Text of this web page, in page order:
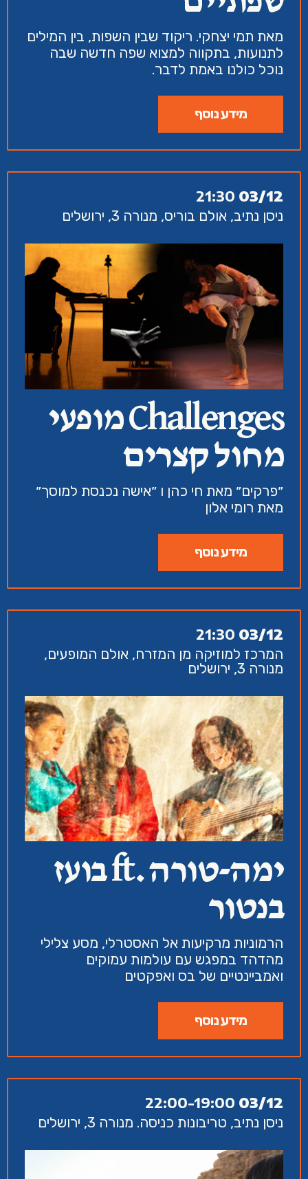
מאת תמי יצחקי. ריקוד שבין השפות, בין המילים
לתנועות, בתקווה למצוא שפה חדשה שבה
נוכל כולנו באמת לדבר.
מידע נוסף
03/12
21:30
ניסן נתיב, אולם בוריס, מנורה 3, ירושלים
Challenges מופעי
מחול קצרים
״פרקים״ מאת חי כהן ו ״אישה נכנסת למוסך״
מאת רומי אלון
מידע נוסף
03/12
21:30
המרכז למוזיקה מן המזרח, אולם המופעים,
מנורה 3, ירושלים
ימה-טורה .ft בועז
בנטור
הרמוניות מרקיעות אל האסטרלי, מסע צלילי
מהדהד במפגש עם עולמות עמוקים
ואמביינטיים של בס ואפקטים
מידע נוסף
03/12
22:00-19:00
ניסן נתיב, טריבונות כניסה. מנורה 3, ירושלים